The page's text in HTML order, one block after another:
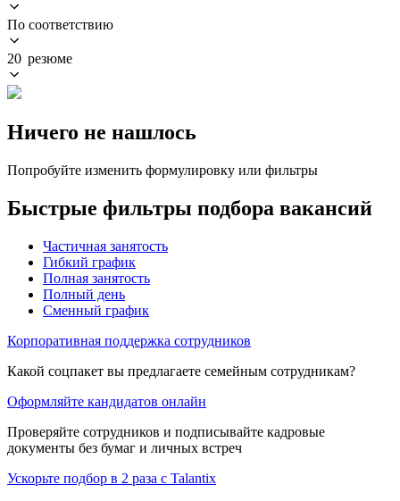
По соответствию
20 резюме
Ничего не нашлось
Попробуйте изменить формулировку или фильтры
Быстрые фильтры подбора вакансий
Частичная занятость
Гибкий график
Полная занятость
Полный день
Сменный график
Корпоративная поддержка сотрудников
Какой соцпакет вы предлагаете семейным сотрудникам?
Оформляйте кандидатов онлайн
Проверяйте сотрудников и подписывайте кадровые
документы без бумаг и личных встреч
Ускорьте подбор в 2 раза с Talantix